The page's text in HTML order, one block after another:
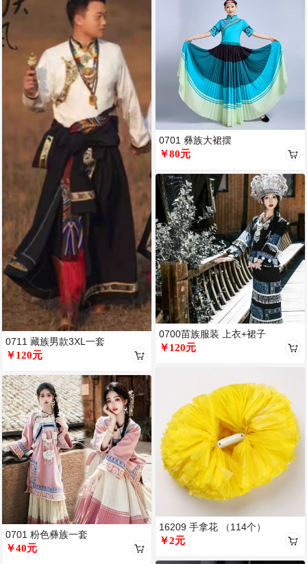
0711 藏族男款3XL一套
￥120元
0701 粉色彝族一套
￥40元
0701 彝族大裙摆
￥80元
0700苗族服装 上衣+裙子
￥120元
16209 手拿花 （114个）
￥2元